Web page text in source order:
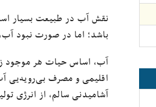
نقش آب در طبیعت بسیار
باشد؛ اما در صورت نبود
آب، اساس حیات هر موجود
اقلیمی و مصرف بی‌رویه‌یی
آشامیدنی سالم، از انرژی